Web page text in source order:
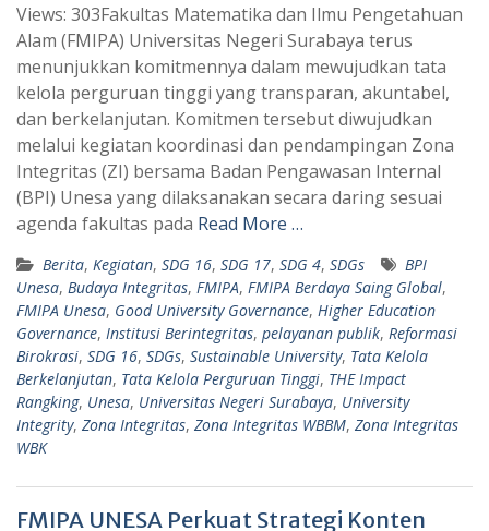
a
t
s
A
p
p
l
e
r
a
m
Views: 303Fakultas Matematika dan Ilmu Pengetahuan
Alam (FMIPA) Universitas Negeri Surabaya terus
menunjukkan komitmennya dalam mewujudkan tata
kelola perguruan tinggi yang transparan, akuntabel,
dan berkelanjutan. Komitmen tersebut diwujudkan
melalui kegiatan koordinasi dan pendampingan Zona
Integritas (ZI) bersama Badan Pengawasan Internal
(BPI) Unesa yang dilaksanakan secara daring sesuai
agenda fakultas pada Read More …
Berita, Kegiatan, SDG 16, SDG 17, SDG 4, SDGs
BPI
Unesa, Budaya Integritas, FMIPA, FMIPA Berdaya Saing Global,
FMIPA Unesa, Good University Governance, Higher Education
Governance, Institusi Berintegritas, pelayanan publik, Reformasi
Birokrasi, SDG 16, SDGs, Sustainable University, Tata Kelola
Berkelanjutan, Tata Kelola Perguruan Tinggi, THE Impact
Rangking, Unesa, Universitas Negeri Surabaya, University
Integrity, Zona Integritas, Zona Integritas WBBM, Zona Integritas
WBK
FMIPA UNESA Perkuat Strategi Konten